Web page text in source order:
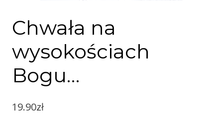
Chwała na
wysokościach
Bogu…
19.90zł